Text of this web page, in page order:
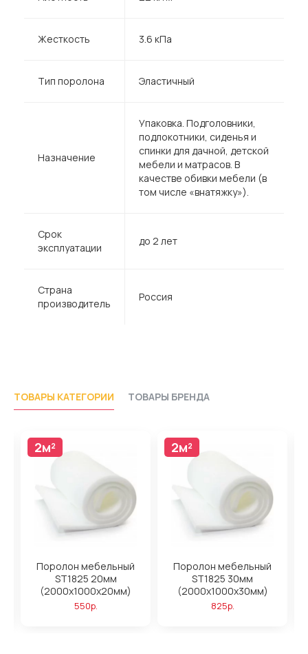
Жесткость 3.6 кПа
Тип поролона Эластичный
Назначение
Упаковка. Подголовники,
подлокотники, сиденья и
спинки для дачной, детской
мебели и матрасов. В
качестве обивки мебели (в
том числе «внатяжку»).
Срок
эксплуатации
до 2 лет
Страна
производитель
Россия
ТОВАРЫ КАТЕГОРИИ ТОВАРЫ БРЕНДА
2м²
Поролон мебельный
ST1825 20мм
(2000x1000x20мм)
550р.
2м²
Поролон мебельный
ST1825 30мм
(2000x1000x30мм)
825р.